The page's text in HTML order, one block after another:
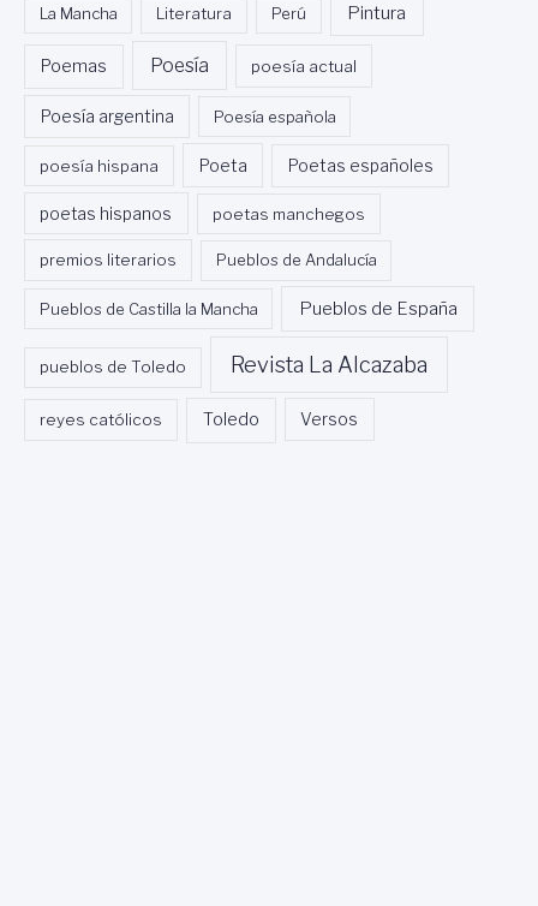
La Mancha Literatura Perú Pintura
Poemas Poesía poesía actual
Poesía argentina Poesía española
poesía hispana Poeta Poetas españoles
poetas hispanos poetas manchegos
premios literarios Pueblos de Andalucía
Pueblos de Castilla la Mancha Pueblos de España
pueblos de Toledo Revista La Alcazaba
reyes católicos Toledo Versos